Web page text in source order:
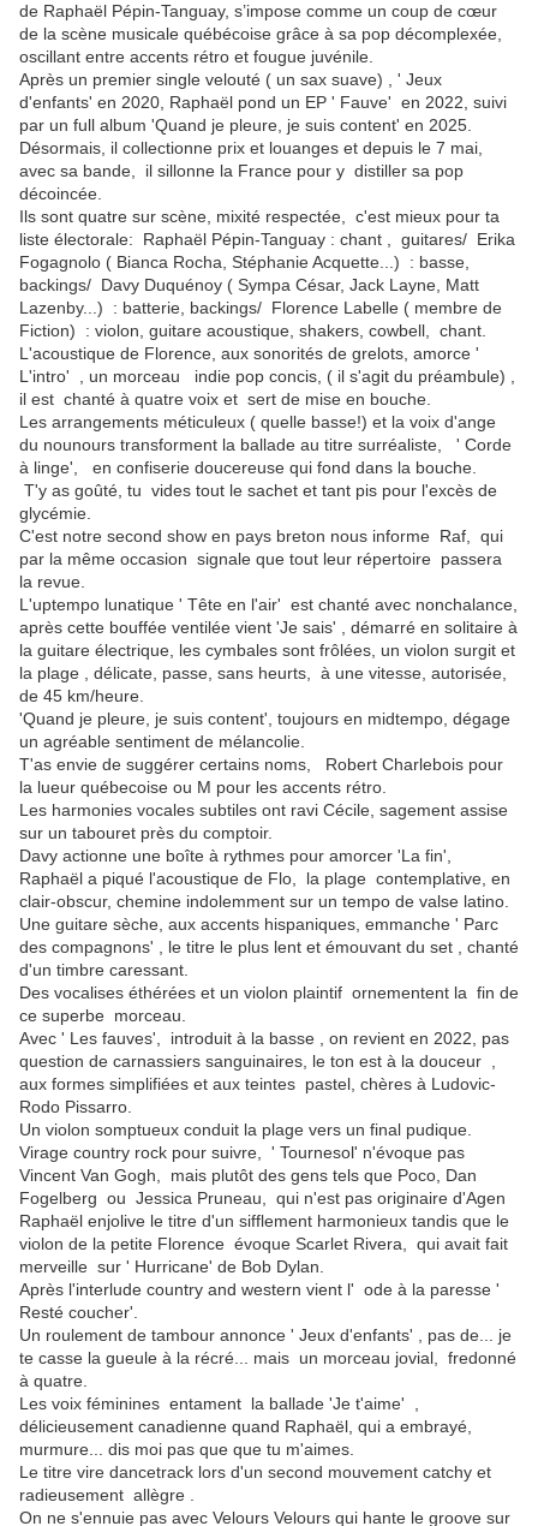
de Raphaël Pépin-Tanguay, s’impose comme un coup de cœur
de la scène musicale québécoise grâce à sa pop décomplexée,
oscillant entre accents rétro et fougue juvénile.
Après un premier single velouté ( un sax suave) , ' Jeux
d'enfants' en 2020, Raphaël pond un EP ' Fauve' en 2022, suivi
par un full album 'Quand je pleure, je suis content' en 2025.
Désormais, il collectionne prix et louanges et depuis le 7 mai,
avec sa bande, il sillonne la France pour y distiller sa pop
décoincée.
Ils sont quatre sur scène, mixité respectée, c'est mieux pour ta
liste électorale: Raphaël Pépin-Tanguay : chant , guitares/ Erika
Fogagnolo ( Bianca Rocha, Stéphanie Acquette...) : basse,
backings/ Davy Duquénoy ( Sympa César, Jack Layne, Matt
Lazenby...) : batterie, backings/ Florence Labelle ( membre de
Fiction) : violon, guitare acoustique, shakers, cowbell, chant.
L'acoustique de Florence, aux sonorités de grelots, amorce '
L'intro' , un morceau indie pop concis, ( il s'agit du préambule) ,
il est chanté à quatre voix et sert de mise en bouche.
Les arrangements méticuleux ( quelle basse!) et la voix d'ange
du nounours transforment la ballade au titre surréaliste, ' Corde
à linge', en confiserie doucereuse qui fond dans la bouche.
T'y as goûté, tu vides tout le sachet et tant pis pour l'excès de
glycémie.
C'est notre second show en pays breton nous informe Raf, qui
par la même occasion signale que tout leur répertoire passera
la revue.
L'uptempo lunatique ' Tête en l'air' est chanté avec nonchalance,
après cette bouffée ventilée vient 'Je sais' , démarré en solitaire à
la guitare électrique, les cymbales sont frôlées, un violon surgit et
la plage , délicate, passe, sans heurts, à une vitesse, autorisée,
de 45 km/heure.
'Quand je pleure, je suis content', toujours en midtempo, dégage
un agréable sentiment de mélancolie.
T'as envie de suggérer certains noms, Robert Charlebois pour
la lueur québecoise ou M pour les accents rétro.
Les harmonies vocales subtiles ont ravi Cécile, sagement assise
sur un tabouret près du comptoir.
Davy actionne une boîte à rythmes pour amorcer 'La fin',
Raphaël a piqué l'acoustique de Flo, la plage contemplative, en
clair-obscur, chemine indolemment sur un tempo de valse latino.
Une guitare sèche, aux accents hispaniques, emmanche ' Parc
des compagnons' , le titre le plus lent et émouvant du set , chanté
d'un timbre caressant.
Des vocalises éthérées et un violon plaintif ornementent la fin de
ce superbe morceau.
Avec ' Les fauves', introduit à la basse , on revient en 2022, pas
question de carnassiers sanguinaires, le ton est à la douceur ,
aux formes simplifiées et aux teintes pastel, chères à Ludovic-
Rodo Pissarro.
Un violon somptueux conduit la plage vers un final pudique.
Virage country rock pour suivre, ' Tournesol' n'évoque pas
Vincent Van Gogh, mais plutôt des gens tels que Poco, Dan
Fogelberg ou Jessica Pruneau, qui n'est pas originaire d'Agen
Raphaël enjolive le titre d'un sifflement harmonieux tandis que le
violon de la petite Florence évoque Scarlet Rivera, qui avait fait
merveille sur ' Hurricane' de Bob Dylan.
Après l'interlude country and western vient l' ode à la paresse '
Resté coucher'.
Un roulement de tambour annonce ' Jeux d'enfants' , pas de... je
te casse la gueule à la récré... mais un morceau jovial, fredonné
à quatre.
Les voix féminines entament la ballade 'Je t'aime' ,
délicieusement canadienne quand Raphaël, qui a embrayé,
murmure... dis moi pas que que tu m'aimes.
Le titre vire dancetrack lors d'un second mouvement catchy et
radieusement allègre .
On ne s'ennuie pas avec Velours Velours qui hante le groove sur